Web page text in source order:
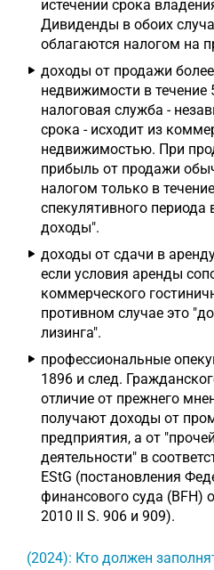
истечении срока
Дивиденды в обоих
облагаются налогом на
доходы от продажи
недвижимости в течение
налоговая служба -
срока - исходит из
недвижимостью. При
прибыль от продажи
налогом только в
спекулятивного периода
доходы".
доходы от сдачи в
если условия аренды
коммерческого
противном случае это
лизинга".
профессиональные
1896 и след.
отличие от прежнего
получают доходы от
предприятия, а от
деятельности" в
EStG (постановления
финансового суда (BFH)
2010 II S. 906 и 909).
(2024): Кто должен